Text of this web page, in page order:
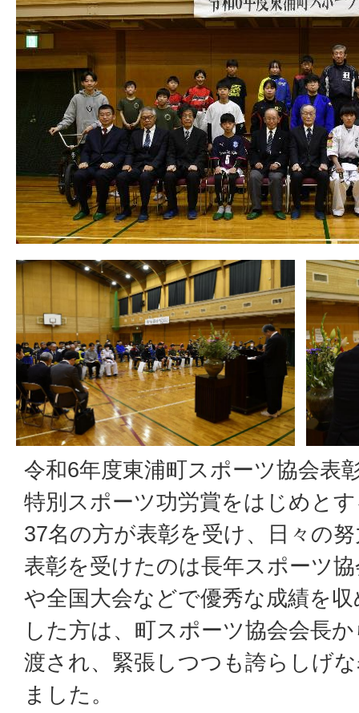
令和6年度東浦町スポーツ協会表
特別スポーツ功労賞をはじめと
37名の方が表彰を受け、日々の
表彰を受けたのは長年スポーツ
や全国大会などで優秀な成績を
した方は、町スポーツ協会会長
渡され、緊張しつつも誇らしげ
ました。